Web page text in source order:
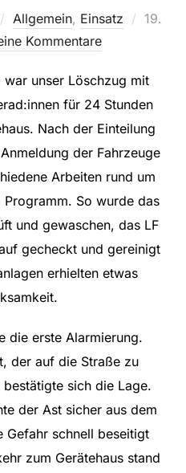
Allgemein, Einsatz
19.
Kommentare
unser Löschzug mit
für 24 Stunden
Nach der Einteilung
der Fahrzeuge
Arbeiten rund um
So wurde das
und gewaschen, das LF
gecheckt und gereinigt
erhielten etwas
die erste Alarmierung.
der auf die Straße zu
sich die Lage.
der Ast sicher aus dem
Gefahr schnell beseitigt
zum Gerätehaus stand